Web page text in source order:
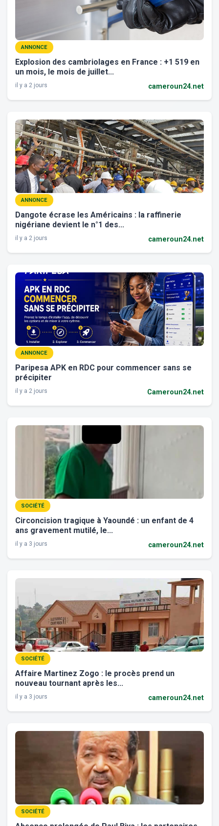
ANNONCE
Explosion des cambriolages en France : +1 519 en
un mois, le mois de juillet...
il y a 2 jours cameroun24.net
ANNONCE
Dangote écrase les Américains : la raffinerie
nigériane devient le n°1 des...
il y a 2 jours cameroun24.net
ANNONCE
Paripesa APK en RDC pour commencer sans se
précipiter
il y a 2 jours Cameroun24.net
SOCIÉTÉ
Circoncision tragique à Yaoundé : un enfant de 4
ans gravement mutilé, le...
il y a 3 jours cameroun24.net
SOCIÉTÉ
Affaire Martinez Zogo : le procès prend un
nouveau tournant après les...
il y a 3 jours cameroun24.net
SOCIÉTÉ